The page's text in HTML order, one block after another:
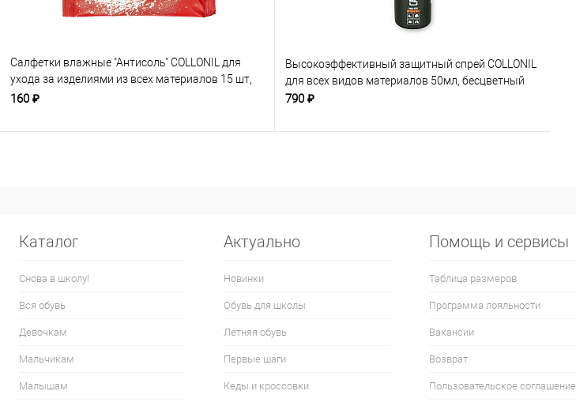
Салфетки влажные "Антисоль" COLLONIL для
ухода за изделиями из всех материалов 15 шт,
бесцветные
160 ₽
Высокоэффективный защитный спрей COLLONIL
для всех видов материалов 50мл, бесцветный
790 ₽
Каталог
Снова в школу!
Вся обувь
Девочкам
Мальчикам
Малышам
Актуально
Новинки
Обувь для школы
Летняя обувь
Первые шаги
Кеды и кроссовки
Помощь и сервисы
Таблица размеров
Программа лояльности
Вакансии
Возврат
Пользовательское соглашение